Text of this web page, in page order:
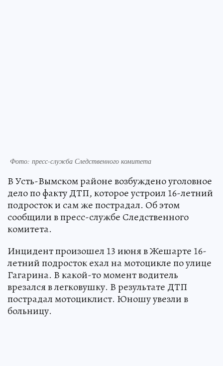
Фото: пресс-служба Следственного комитета
В Усть-Вымском районе возбуждено уголовное
дело по факту ДТП, которое устроил 16-летний
подросток и сам же пострадал. Об этом
сообщили в пресс-службе Следственного
комитета.
Инцидент произошел 13 июня в Жешарте 16-
летний подросток ехал на мотоцикле по улице
Гагарина. В какой-то момент водитель
врезался в легковушку. В результате ДТП
пострадал мотоциклист. Юношу увезли в
больницу.